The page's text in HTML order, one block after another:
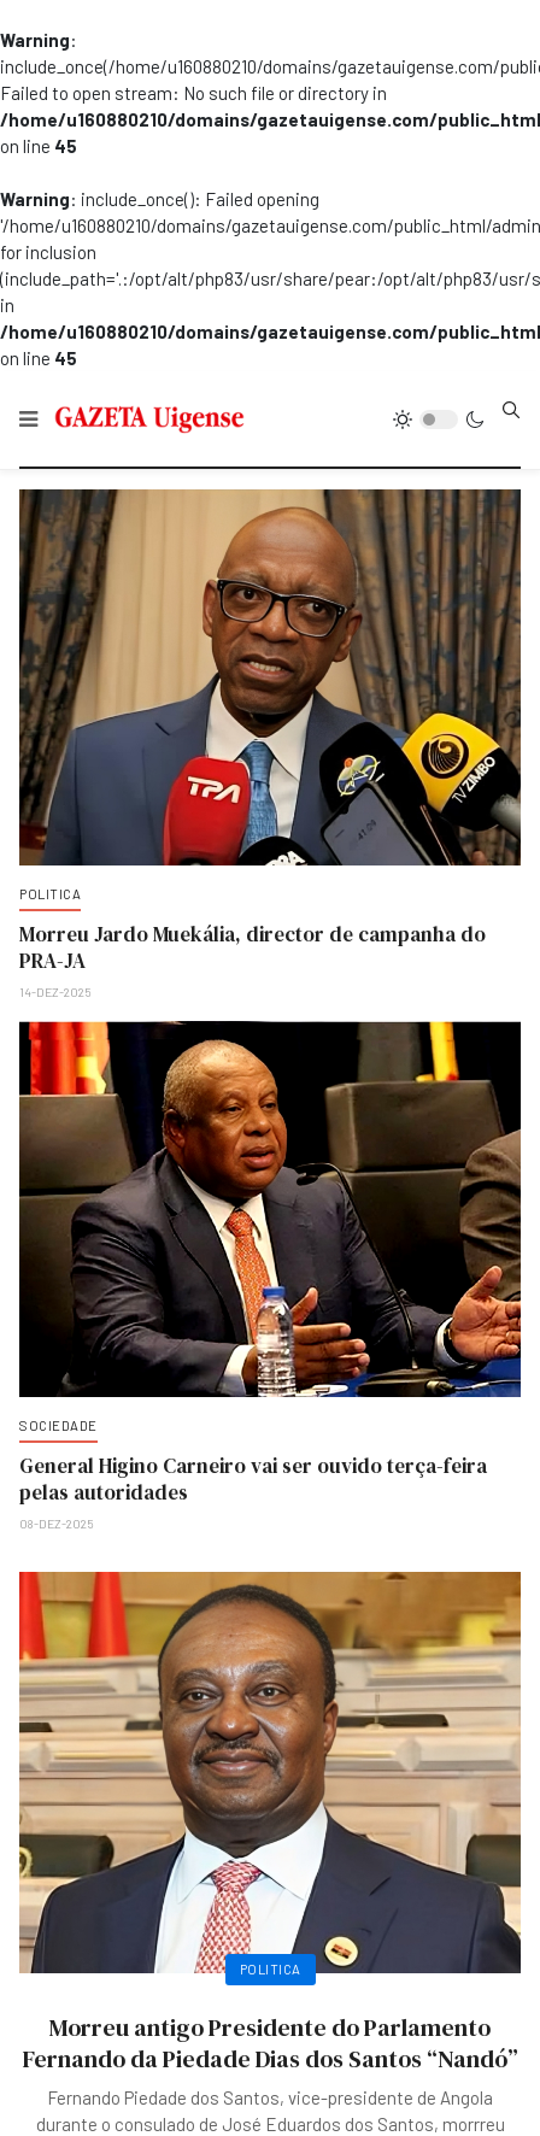
Warning:
include_once(/home/u160880210/domains/gazetauigense.com/
Failed to open stream: No such file or directory in
/home/u160880210/domains/gazetauigense.com/
on line 45
Warning: include_once(): Failed opening
'/home/u160880210/domains/gazetauigense.com/public_html/
for inclusion
(include_path='.:/opt/alt/php83/usr/share/pear:/opt/alt/php83/
in
/home/u160880210/domains/gazetauigense.com/
on line 45
POLITICA
Morreu Jardo Muekália, director de campanha do
PRA-JA
14-DEZ-2025
SOCIEDADE
General Higino Carneiro vai ser ouvido terça-feira
pelas autoridades
08-DEZ-2025
POLITICA
Morreu antigo Presidente do Parlamento
Fernando da Piedade Dias dos Santos “Nandó”
Fernando Piedade dos Santos, vice-presidente de Angola
durante o consulado de José Eduardos dos Santos, morrreu